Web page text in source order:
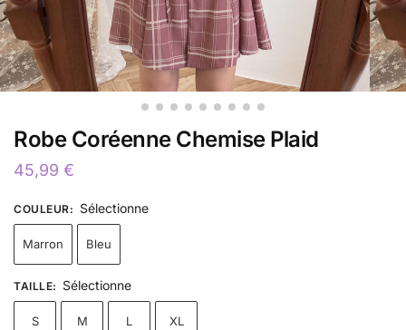
Robe Coréenne Chemise Plaid
45,99 €
COULEUR: Sélectionne
Marron Bleu
TAILLE: Sélectionne
S M L XL